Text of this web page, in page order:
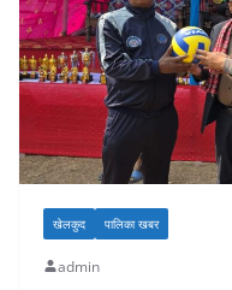
खेलकुद पालिका खबर
admin